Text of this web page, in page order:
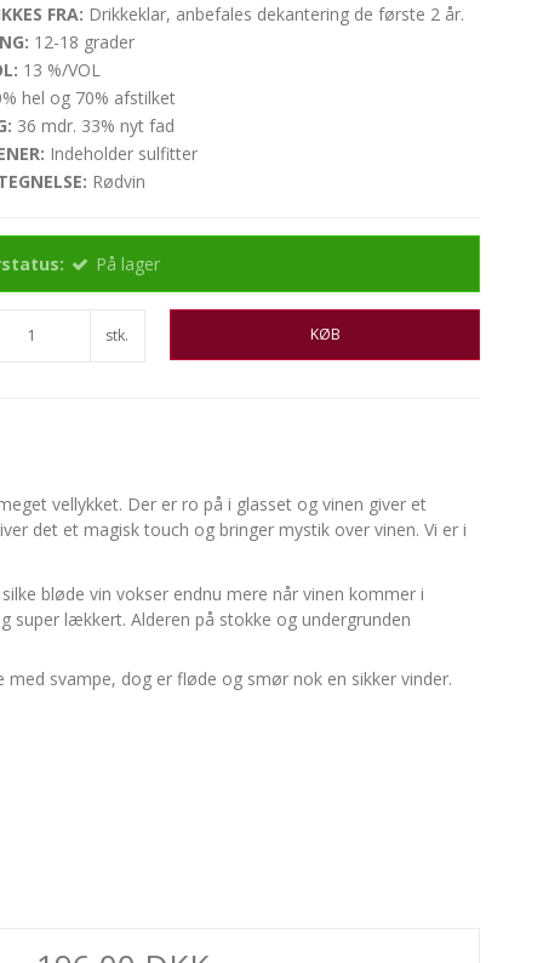
FRA: Drikkeklar, anbefales dekantering de første 2 år.
12-18 grader
13 %/VOL
hel og 70% afstilket
36 mdr. 33% nyt fad
Indeholder sulfitter
Rødvin
På lager
stk. KØB
vellykket. Der er ro på i glasset og vinen giver et
det et magisk touch og bringer mystik over vinen. Vi er i
bløde vin vokser endnu mere når vinen kommer i
super lækkert. Alderen på stokke og undergrunden
svampe, dog er fløde og smør nok en sikker vinder.